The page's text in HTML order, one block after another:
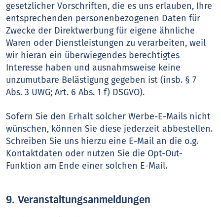
gesetzlicher Vorschriften, die es uns erlauben, Ihre
entsprechenden personenbezogenen Daten für
Zwecke der Direktwerbung für eigene ähnliche
Waren oder Dienstleistungen zu verarbeiten, weil
wir hieran ein überwiegendes berechtigtes
Interesse haben und ausnahmsweise keine
unzumutbare Belästigung gegeben ist (insb. § 7
Abs. 3 UWG; Art. 6 Abs. 1 f) DSGVO).
Sofern Sie den Erhalt solcher Werbe-E-Mails nicht
wünschen, können Sie diese jederzeit abbestellen.
Schreiben Sie uns hierzu eine E-Mail an die o.g.
Kontaktdaten oder nutzen Sie die Opt-Out-
Funktion am Ende einer solchen E-Mail.
9. Veranstaltungsanmeldungen